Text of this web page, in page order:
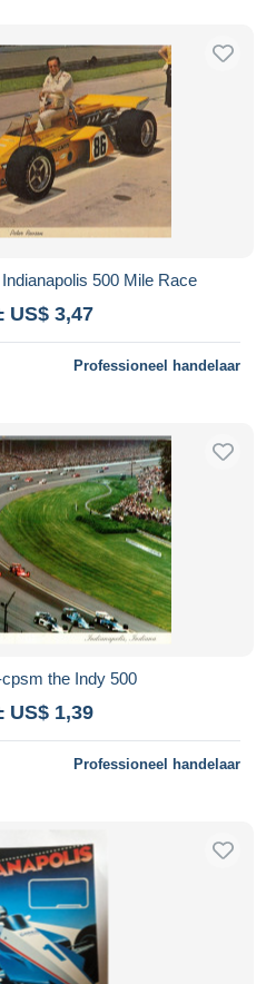
500 Mile Race
US$ 3,47
Professioneel handelaar
the Indy 500
US$ 1,39
Professioneel handelaar